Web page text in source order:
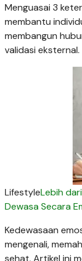
Menguasai 3
membantu
membangun
validasi eksternal.
LifestyleLebih
Dewasa Secara
Kedewasaan
mengenali,
sehat. Artikel ini